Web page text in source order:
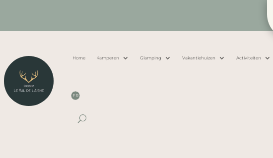
Home Kamperen Glamping Vakantiehuizen Activiteiten
FR